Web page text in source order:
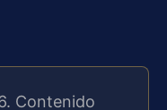
Contenido